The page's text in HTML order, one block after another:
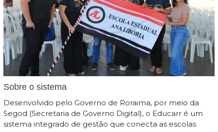
Sobre o sistema
Desenvolvido pelo Governo de Roraima, por meio da
Segod (Secretaria de Governo Digital), o Educarr é um
sistema integrado de gestão que conecta as escolas